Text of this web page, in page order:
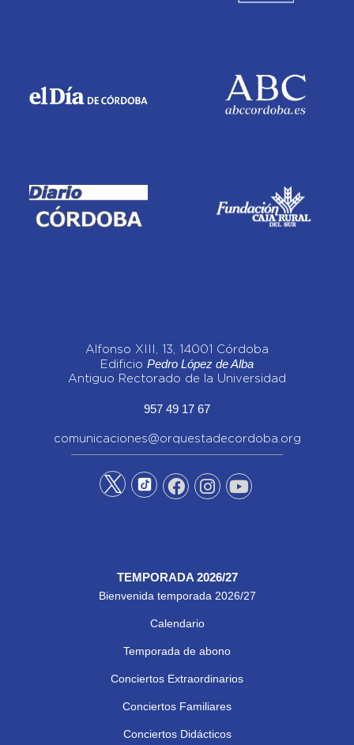
Alfonso XIII, 13, 14001 Córdoba
Edificio Pedro López de Alba
Antiguo Rectorado de la Universidad
957 49 17 67
comunicaciones@orquestadecordoba.org
TEMPORADA 2026/27
Bienvenida temporada 2026/27
Calendario
Temporada de abono
Conciertos Extraordinarios
Conciertos Familiares
Conciertos Didácticos